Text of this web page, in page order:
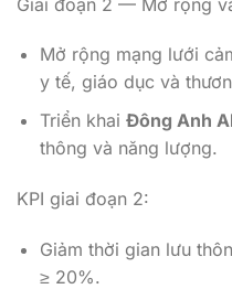
Mở rộng mạng lưới
y tế, giáo dục và
Triển khai Đông Anh
thông và năng lượng.
KPI giai đoạn 2:
Giảm thời gian lưu
≥ 20%.